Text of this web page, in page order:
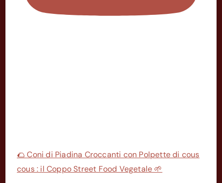
🌮 Coni di Piadina Croccanti con Polpette di cous
cous : il Coppo Street Food Vegetale 🌱